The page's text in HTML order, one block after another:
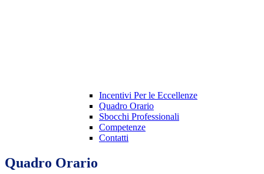
Incentivi Per le Eccellenze
Quadro Orario
Sbocchi Professionali
Competenze
Contatti
Quadro Orario